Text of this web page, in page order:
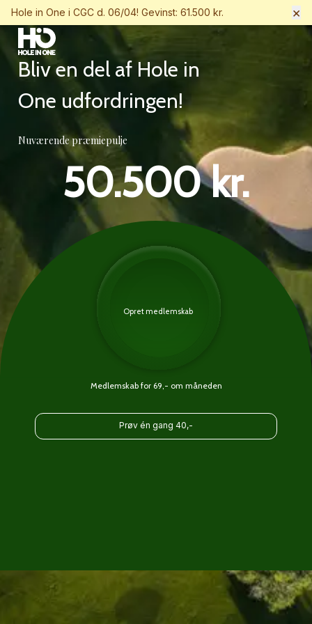
Hole in One i CGC d. 06/04! Gevinst: 61.500 kr. ×
Bliv en del af Hole in
One udfordringen!
Nuværende præmiepulje
50.500 kr.
Opret medlemskab
Medlemskab for 69,- om måneden
Prøv én gang 40,-